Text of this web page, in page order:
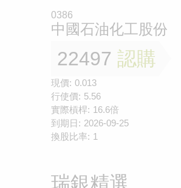
0386
中國石油化工股份
22497 認購
現價: 0.013
行使價: 5.56
實際槓桿: 16.6倍
到期日: 2026-09-25
換股比率: 1
瑞銀精選